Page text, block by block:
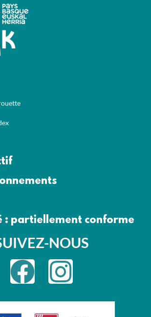
: partiellement conforme
NOUS